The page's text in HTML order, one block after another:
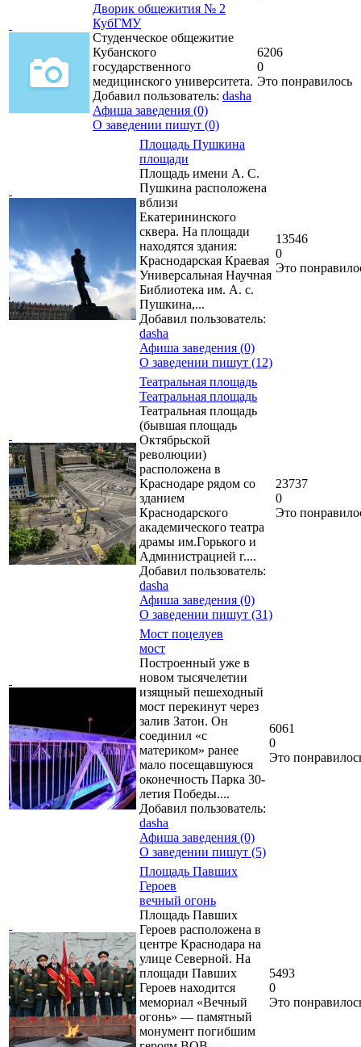
Дворик общежития № 2
КубГМУ
Студенческое общежитие
Кубанского
государственного
медицинского университета.
Добавил пользователь: dasha
Афиша заведения (0)
О заведении пишут (0)
6206
0
Это понравилось
Площадь Пушкина
площади
Площадь имени А. С.
Пушкина расположена
вблизи
Екатерининского
сквера. На площади
находятся здания:
Краснодарская Краевая
Универсальная Научная
Библиотека им. А. с.
Пушкина,...
Добавил пользователь:
dasha
Афиша заведения (0)
О заведении пишут (12)
13546
0
Это
Театральная площадь
Театральная площадь
Театральная площадь
(бывшая площадь
Октябрьской
революции)
расположена в
Краснодаре рядом со
зданием
Краснодарского
академического театра
драмы им.Горького и
Администрацией г....
Добавил пользователь:
dasha
Афиша заведения (0)
О заведении пишут (31)
23737
0
Это
Мост поцелуев
мост
Построенный уже в
новом тысячелетии
изящный пешеходный
мост перекинут через
залив Затон. Он
соединил «с
материком» ранее
мало посещавшуюся
оконечность Парка 30-
летия Победы....
Добавил пользователь:
dasha
Афиша заведения (0)
О заведении пишут (5)
6061
0
Это
Площадь Павших
Героев
вечный огонь
Площадь Павших
Героев расположена в
центре Краснодара на
улице Северной. На
площади Павших
Героев находится
мемориал «Вечный
огонь» — памятный
монумент погибшим
5493
0
Это